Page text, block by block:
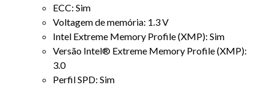
ECC: Sim
Voltagem de memória: 1.3 V
Intel Extreme Memory Profile (XMP): Sim
Versão Intel® Extreme Memory Profile (XMP):
3.0
Perfil SPD: Sim